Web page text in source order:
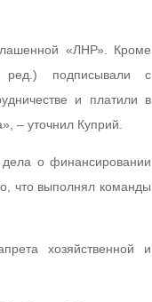
«ЛНР». Кроме
ред.) подписывали с
и платили в
– уточнил Куприй.
о финансировании
что выполнял команды
хозяйственной и